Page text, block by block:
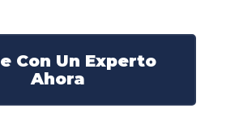
Con Un Experto
Ahora